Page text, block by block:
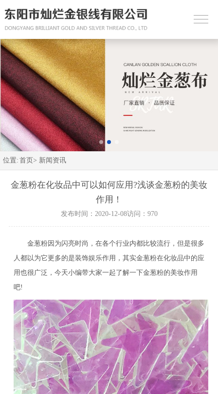
位置: 首页> 新闻资讯
金葱粉在化妆品中可以如何应用?浅谈金葱粉的美妆
作用！
发布时间：2020-12-08访问：970
金葱粉因为闪亮时尚，在各个行业内都比较流行，但是很多
人都以为它更多的是装饰娱乐作用，其实金葱粉在化妆品中的应
用也很广泛，今天小编带大家一起了解一下金葱粉的美妆作用
吧!